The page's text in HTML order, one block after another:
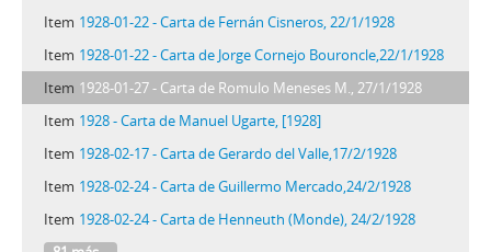
Item 1928-01-22 - Carta de Fernán Cisneros, 22/1/1928
Item 1928-01-22 - Carta de Jorge Cornejo Bouroncle,22/1/1928
Item 1928-01-27 - Carta de Romulo Meneses M., 27/1/1928
Item 1928 - Carta de Manuel Ugarte, [1928]
Item 1928-02-17 - Carta de Gerardo del Valle,17/2/1928
Item 1928-02-24 - Carta de Guillermo Mercado,24/2/1928
Item 1928-02-24 - Carta de Henneuth (Monde), 24/2/1928